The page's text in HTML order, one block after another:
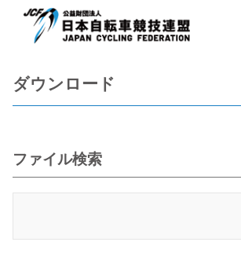
ダウンロード
ファイル検索